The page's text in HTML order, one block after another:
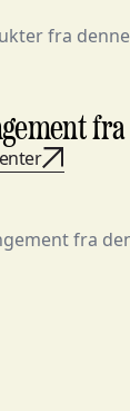
fra
fra
fra